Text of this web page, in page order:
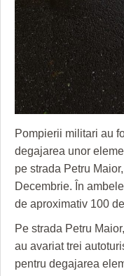
HARTA
LICEE, ŞCOLI ŞI
PRIMĂRIILE DIN
SFATUL MEDICULUI
Pompierii militari au
degajarea unor
pe strada Petru
Decembrie. În
de aproximativ 100
Pe strada Petru
au avariat trei
pentru degajarea